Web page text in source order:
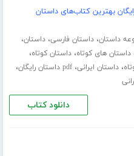
بهترین کتاب‌های داستان
داستان،داستان فارسی،داستان،
داستان های کوتاه،داستان کوتاه،
،داستان ایرانی،pdf داستان رایگان ،
دانلود کتاب